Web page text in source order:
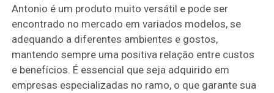
Antonio é um produto muito versátil e pode ser
encontrado no mercado em variados modelos, se
adequando a diferentes ambientes e gostos,
mantendo sempre uma positiva relação entre custos
e benefícios. É essencial que seja adquirido em
empresas especializadas no ramo, o que garante sua